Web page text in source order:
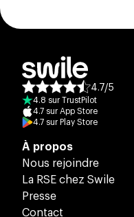
Note moyenne des
4.7/5
4.8 sur TrustPilot
4.7 sur App Store
4.7 sur Play Store
À propos
Nous rejoindre
La RSE chez Swile
Presse
Contact